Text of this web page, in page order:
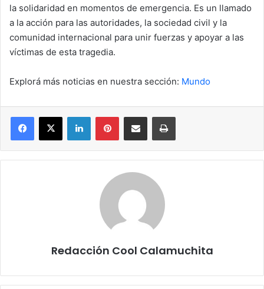
la solidaridad en momentos de emergencia. Es un llamado
a la acción para las autoridades, la sociedad civil y la
comunidad internacional para unir fuerzas y apoyar a las
víctimas de esta tragedia.
Explorá más noticias en nuestra sección: Mundo
Facebook
X LinkedInPinterestCompartir por correo electrónicoImprimir
Redacción Cool Calamuchita